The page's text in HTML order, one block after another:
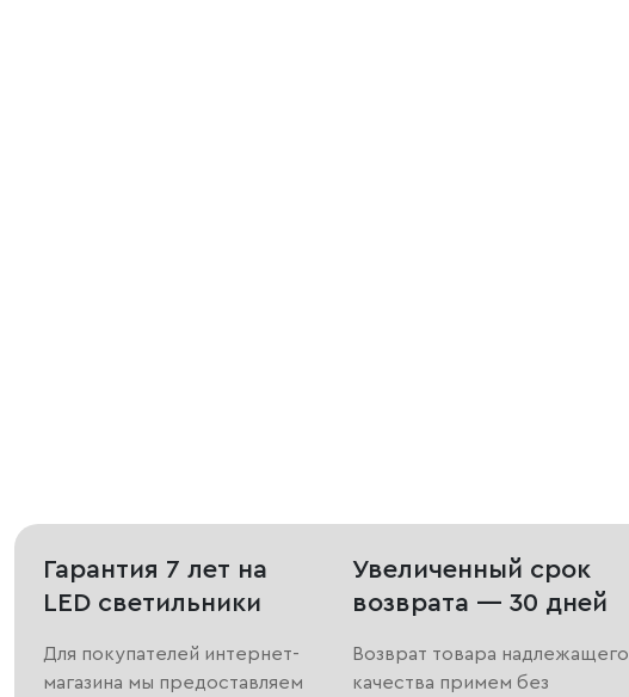
Гарантия 7 лет на
LED светильники
Для покупателей интернет-
магазина мы предоставляем
Увеличенный срок
возврата — 30 дней
Возврат товара надлежащего
качества примем без